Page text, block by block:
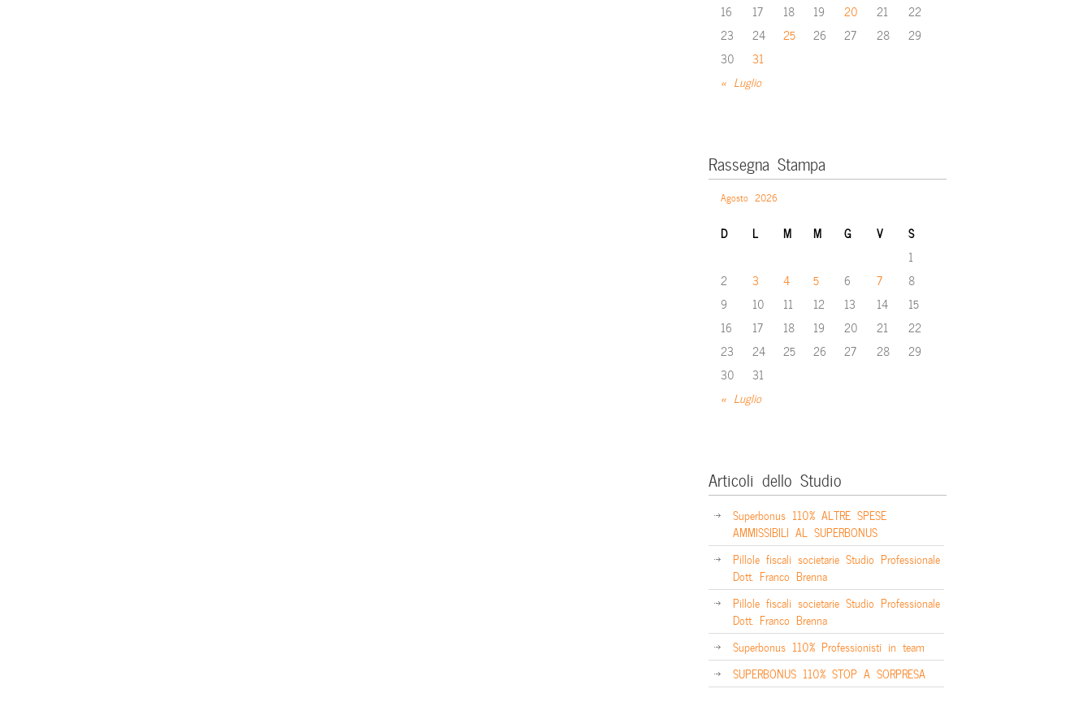
« Luglio
16
17 18 19 20 21
22
23
24 25 26 27 28
29
30
31
Rassegna Stampa
Agosto 2026
D L M M G V S
« Luglio
1
2
3 4 5 6 7
8
9
10 11 12 13 14
15
16
17 18 19 20 21
22
23
24 25 26 27 28
29
30
31
Articoli dello Studio
Superbonus 110% ALTRE SPESE
AMMISSIBILI AL SUPERBONUS
Pillole fiscali societarie Studio Professionale
Dott. Franco Brenna
Pillole fiscali societarie Studio Professionale
Dott. Franco Brenna
Superbonus 110% Professionisti in team
SUPERBONUS 110% STOP A SORPRESA